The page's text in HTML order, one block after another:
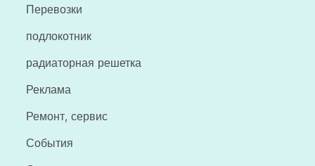
Перевозки
подлокотник
радиаторная решетка
Реклама
Ремонт, сервис
События